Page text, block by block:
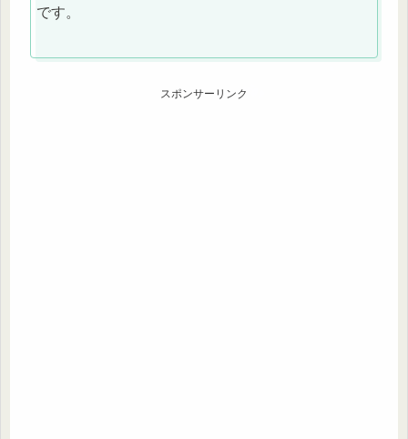
です。
スポンサーリンク